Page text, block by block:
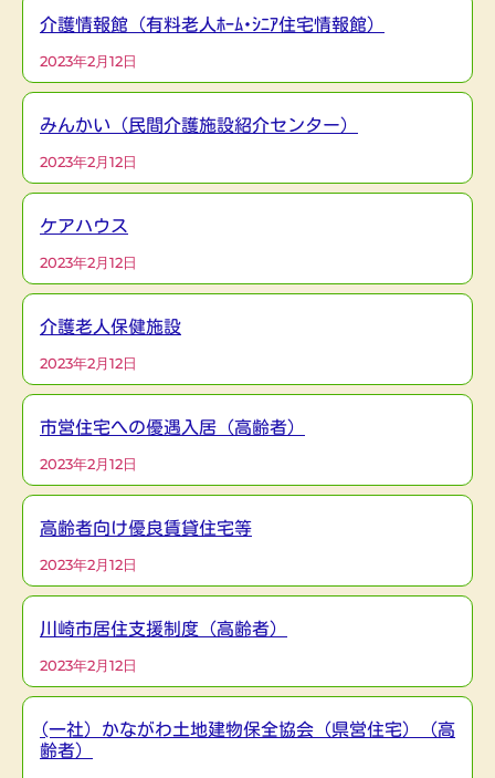
介護情報館（有料老人ﾎｰﾑ･ｼﾆｱ住宅情報館）
2023年2月12日
みんかい（民間介護施設紹介センター）
2023年2月12日
ケアハウス
2023年2月12日
介護老人保健施設
2023年2月12日
市営住宅への優遇入居（高齢者）
2023年2月12日
高齢者向け優良賃貸住宅等
2023年2月12日
川崎市居住支援制度（高齢者）
2023年2月12日
(一社）かながわ土地建物保全協会（県営住宅）（高
齢者）